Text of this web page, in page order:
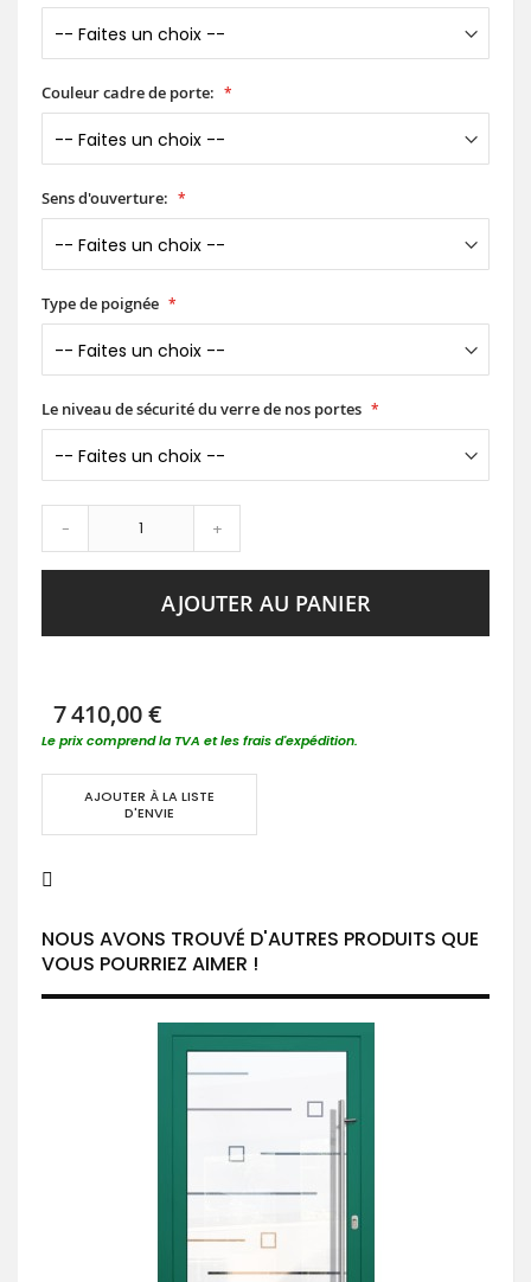
Couleur cadre de porte:
Sens d'ouverture:
Type de poignée
Le niveau de sécurité du verre de nos portes
- +
AJOUTER AU PANIER
7 410,00 €
Le prix comprend la TVA et les frais d'expédition.
AJOUTER À LA LISTE
D'ENVIE
NOUS AVONS TROUVÉ D'AUTRES PRODUITS QUE
VOUS POURRIEZ AIMER !